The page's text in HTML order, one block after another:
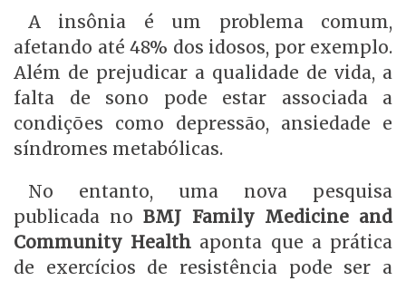
A insônia é um problema comum,
afetando até 48% dos idosos, por exemplo.
Além de prejudicar a qualidade de vida, a
falta de sono pode estar associada a
condições como depressão, ansiedade e
síndromes metabólicas.
No entanto, uma nova pesquisa
publicada no BMJ Family Medicine and
Community Health aponta que a prática
de exercícios de resistência pode ser a